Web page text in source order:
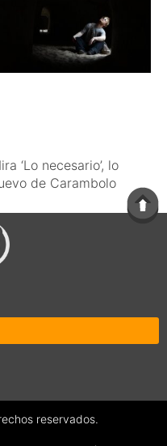
‘Lo necesario’, lo
de Carambolo
reservados.